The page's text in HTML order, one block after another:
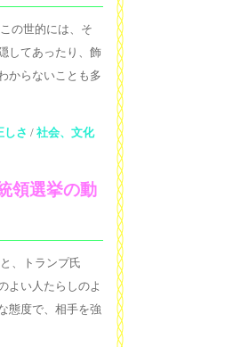
の世的には、そ
してあったり、飾
からないことも多
しさ / 社会、文化
領選挙の動
、トランプ氏
よい人たらしのよ
態度で、相手を強